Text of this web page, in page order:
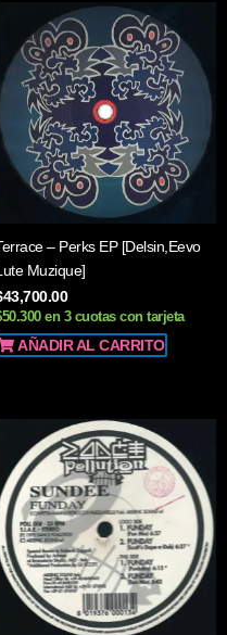
– Perks EP [Delsin,Eevo
Muzique]
43,700.00
en 3 cuotas con tarjeta
AÑADIR AL CARRITO